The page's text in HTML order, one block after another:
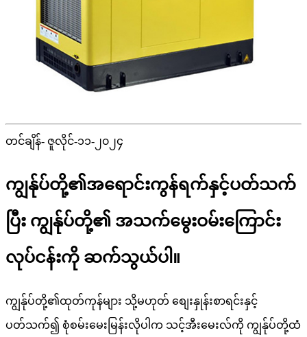
တင်ချိန်- ဇူလိုင်-၁၁-၂၀၂၄
ကျွန်ုပ်တို့၏အရောင်းကွန်ရက်နှင့်ပတ်သက်
ပြီး ကျွန်ုပ်တို့၏ အသက်မွေးဝမ်းကြောင်း
လုပ်ငန်းကို ဆက်သွယ်ပါ။
ကျွန်ုပ်တို့၏ထုတ်ကုန်များ သို့မဟုတ် စျေးနှုန်းစာရင်းနှင့်
ပတ်သက်၍ စုံစမ်းမေးမြန်းလိုပါက သင့်အီးမေးလ်ကို ကျွန်ုပ်တို့ထံ